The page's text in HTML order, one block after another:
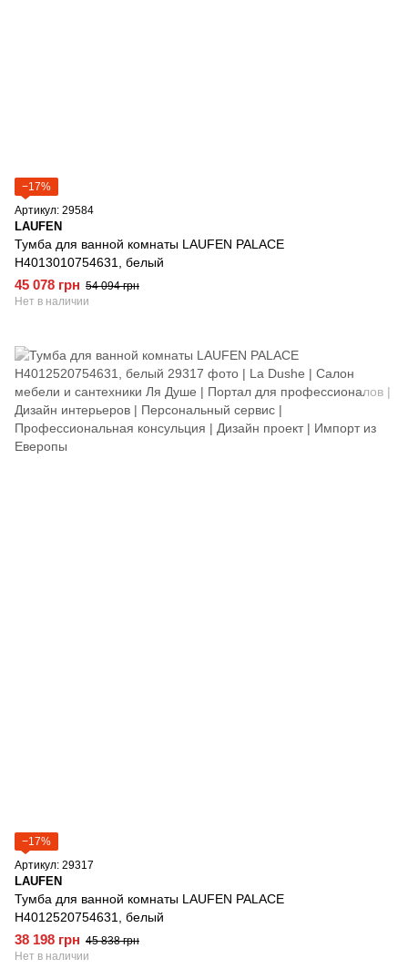
−17%
Артикул: 29584
LAUFEN
Тумба для ванной комнаты LAUFEN PALACE
H4013010754631, белый
45 078 грн 54 094 грн
Нет в наличии
−17%
Артикул: 29317
LAUFEN
Тумба для ванной комнаты LAUFEN PALACE
H4012520754631, белый
38 198 грн 45 838 грн
Нет в наличии